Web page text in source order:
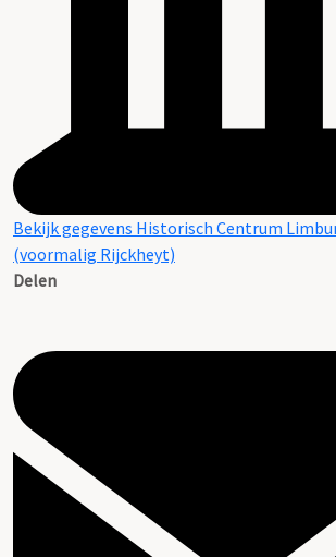
Bekijk gegevens Historisch Centrum
(voormalig Rijckheyt)
Delen